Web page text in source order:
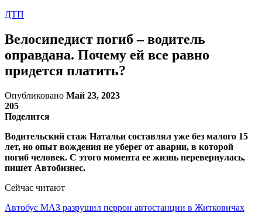
ДТП
Велосипедист погиб – водитель
оправдана. Почему ей все равно
придется платить?
Опубликовано Май 23, 2023
205
Поделится
Водительский стаж Натальи составлял уже без малого 15
лет, но опыт вождения не уберег от аварии, в которой
погиб человек. С этого момента ее жизнь перевернулась,
пишет Автобизнес.
Сейчас читают
Автобус МАЗ разрушил перрон автостанции в Житковичах